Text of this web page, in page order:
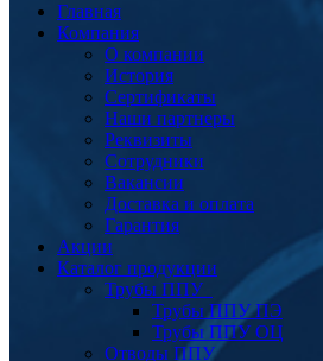
Главная
Компания
О компании
История
Сертификаты
Наши партнеры
Реквизиты
Сотрудники
Вакансии
Доставка и оплата
Гарантия
Акции
Каталог продукции
Трубы ППУ
Трубы ППУ ПЭ
Трубы ППУ ОЦ
Отводы ППУ